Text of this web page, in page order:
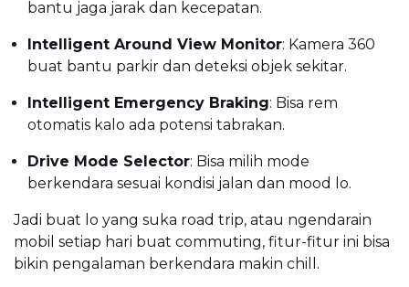
bantu jaga jarak dan kecepatan.
Intelligent Around View Monitor: Kamera 360
buat bantu parkir dan deteksi objek sekitar.
Intelligent Emergency Braking: Bisa rem
otomatis kalo ada potensi tabrakan.
Drive Mode Selector: Bisa milih mode
berkendara sesuai kondisi jalan dan mood lo.
Jadi buat lo yang suka road trip, atau ngendarain
mobil setiap hari buat commuting, fitur-fitur ini bisa
bikin pengalaman berkendara makin chill.